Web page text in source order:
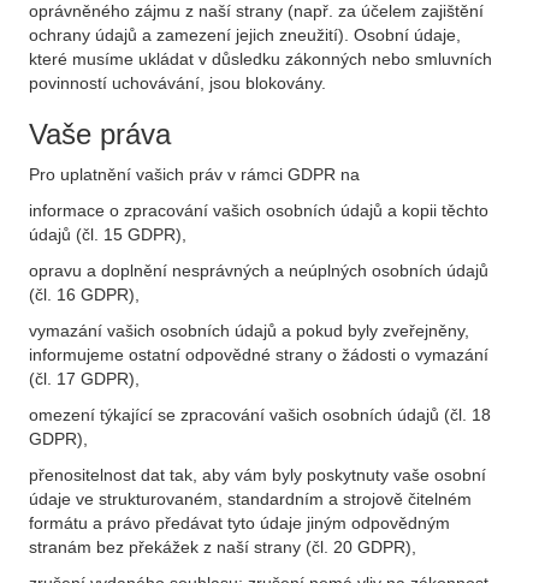
oprávněného zájmu z naší strany (např. za účelem zajištění
ochrany údajů a zamezení jejich zneužití). Osobní údaje,
které musíme ukládat v důsledku zákonných nebo smluvních
povinností uchovávání, jsou blokovány.
Vaše práva
Pro uplatnění vašich práv v rámci GDPR na
informace o zpracování vašich osobních údajů a kopii těchto
údajů (čl. 15 GDPR),
opravu a doplnění nesprávných a neúplných osobních údajů
(čl. 16 GDPR),
vymazání vašich osobních údajů a pokud byly zveřejněny,
informujeme ostatní odpovědné strany o žádosti o vymazání
(čl. 17 GDPR),
omezení týkající se zpracování vašich osobních údajů (čl. 18
GDPR),
přenositelnost dat tak, aby vám byly poskytnuty vaše osobní
údaje ve strukturovaném, standardním a strojově čitelném
formátu a právo předávat tyto údaje jiným odpovědným
stranám bez překážek z naší strany (čl. 20 GDPR),